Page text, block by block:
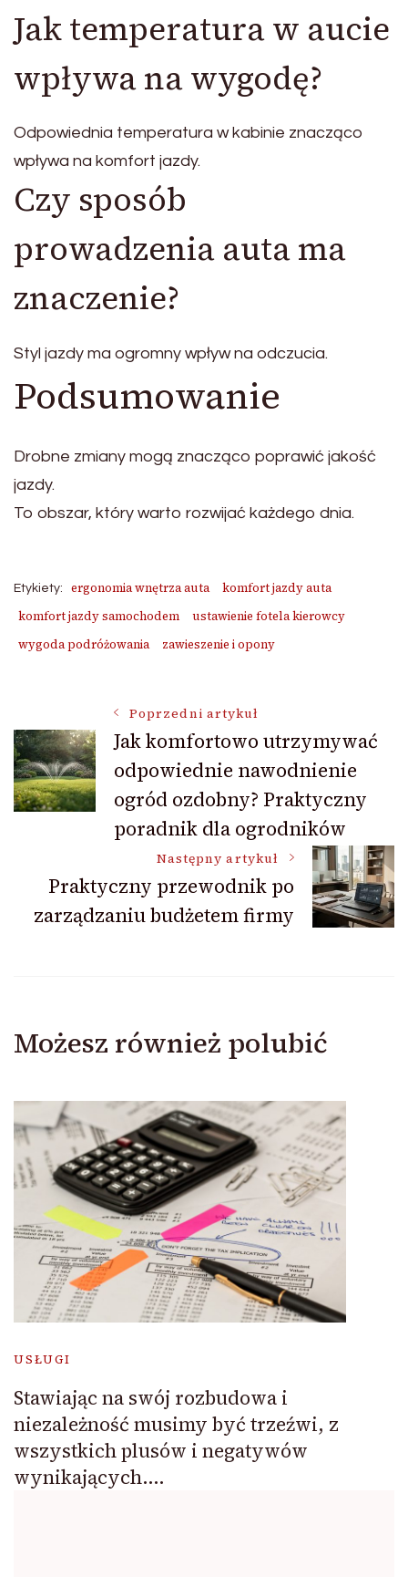
Jak temperatura w aucie
wpływa na wygodę?
Odpowiednia temperatura w kabinie znacząco
wpływa na komfort jazdy.
Czy sposób
prowadzenia auta ma
znaczenie?
Styl jazdy ma ogromny wpływ na odczucia.
Podsumowanie
Drobne zmiany mogą znacząco poprawić jakość
jazdy.
To obszar, który warto rozwijać każdego dnia.
Etykiety: ergonomia wnętrza auta
komfort jazdy auta
komfort jazdy samochodem
ustawienie fotela kierowcy
wygoda podróżowania
zawieszenie i opony
Nawigacja
wpisu
Poprzedni artykuł
Jak komfortowo utrzymywać
odpowiednie nawodnienie
ogród ozdobny? Praktyczny
poradnik dla ogrodników
Następny artykuł
Praktyczny przewodnik po
zarządzaniu budżetem firmy
Możesz również polubić
USŁUGI
Stawiając na swój rozbudowa i
niezależność musimy być trzeźwi, z
wszystkich plusów i negatywów
wynikających….